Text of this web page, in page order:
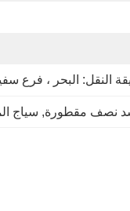
النقل: البحر ، فرع
, سياج